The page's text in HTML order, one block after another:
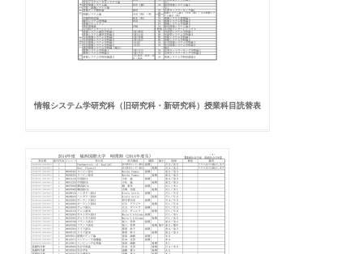
情報システム学研究科（旧研究科・新研究科）授業科目読替表